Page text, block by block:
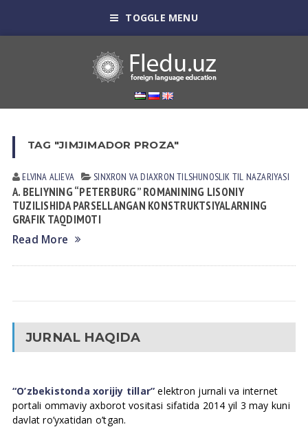
TOGGLE MENU
TAG "JIMJIMADOR PROZA"
ELVINA АLIEVА SINXRON VА DIАXRON TILSHUNOSLIK TIL NАZАRIYASI
A. BELIYNING “PETERBURG” ROMANINING LISONIY
TUZILISHIDA PARSELLANGAN KONSTRUKTSIYALARNING
GRAFIK TAQDIMOTI
Read More
JURNAL HAQIDA
“O’zbekistonda xorijiy tillar” elektron jurnali va internet
portali ommaviy axborot vositasi sifatida 2014 yil 3 may kuni
davlat ro’yxatidan o’tgan.